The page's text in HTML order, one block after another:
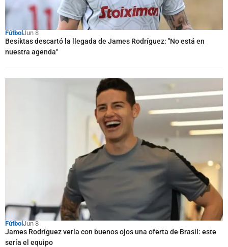
Fútbol Jun 8
Besiktas descartó la llegada de James Rodríguez: "No está en
nuestra agenda"
FútbolJun 8
James Rodríguez vería con buenos ojos una oferta de Brasil: este
sería el equipo